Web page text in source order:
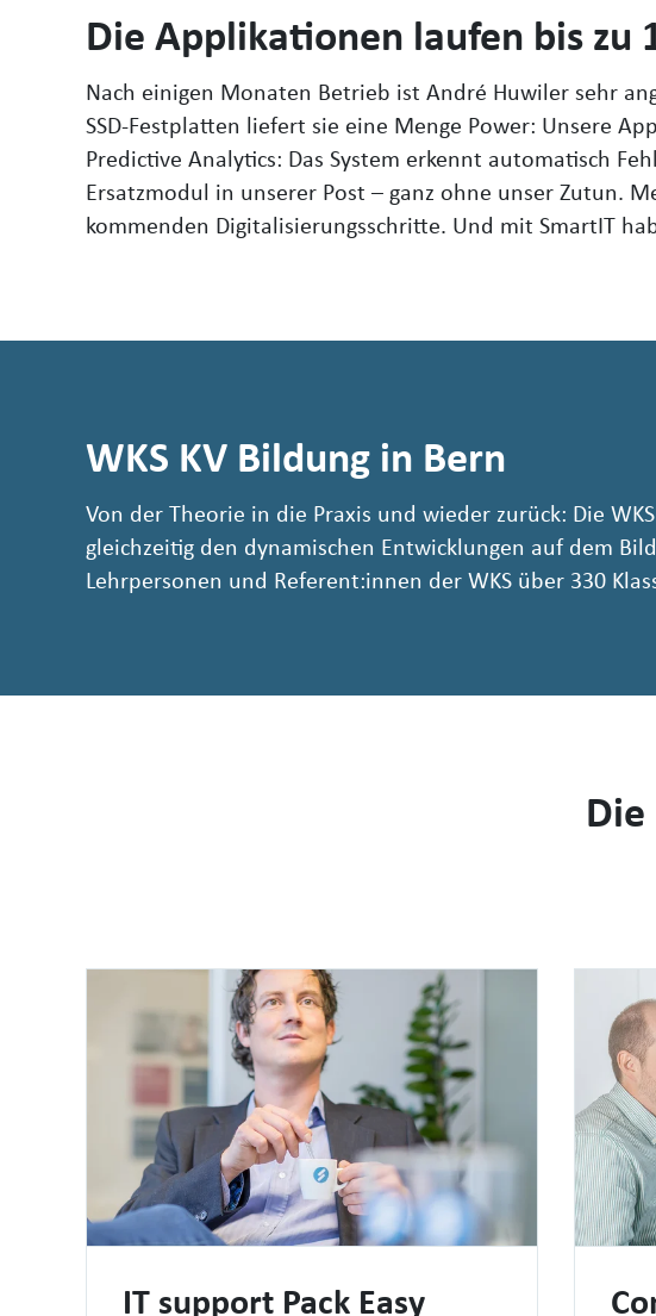
Die Applikationen laufen bis zu
Nach einigen Monaten Betrieb ist André Huwiler sehr
SSD-Festplatten liefert sie eine Menge Power: Unsere
Predictive Analytics: Das System erkennt automatisch
Ersatzmodul in unserer Post – ganz ohne unser Zutun.
kommenden Digitalisierungsschritte. Und mit SmartIT
WKS KV Bildung in Bern
Von der Theorie in die Praxis und wieder zurück: Die
gleichzeitig den dynamischen Entwicklungen auf dem
Lehrpersonen und Referent:innen der WKS über 330
Die
IT support Pack Easy